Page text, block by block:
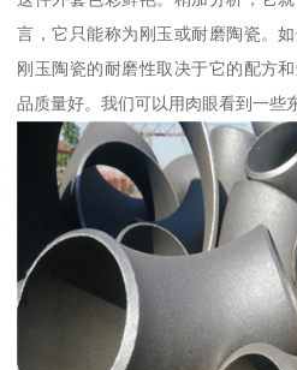
言，它只能称为刚玉或耐磨陶瓷。
刚玉陶瓷的耐磨性取决于它的配方
品质量好。我们可以用肉眼看到一些